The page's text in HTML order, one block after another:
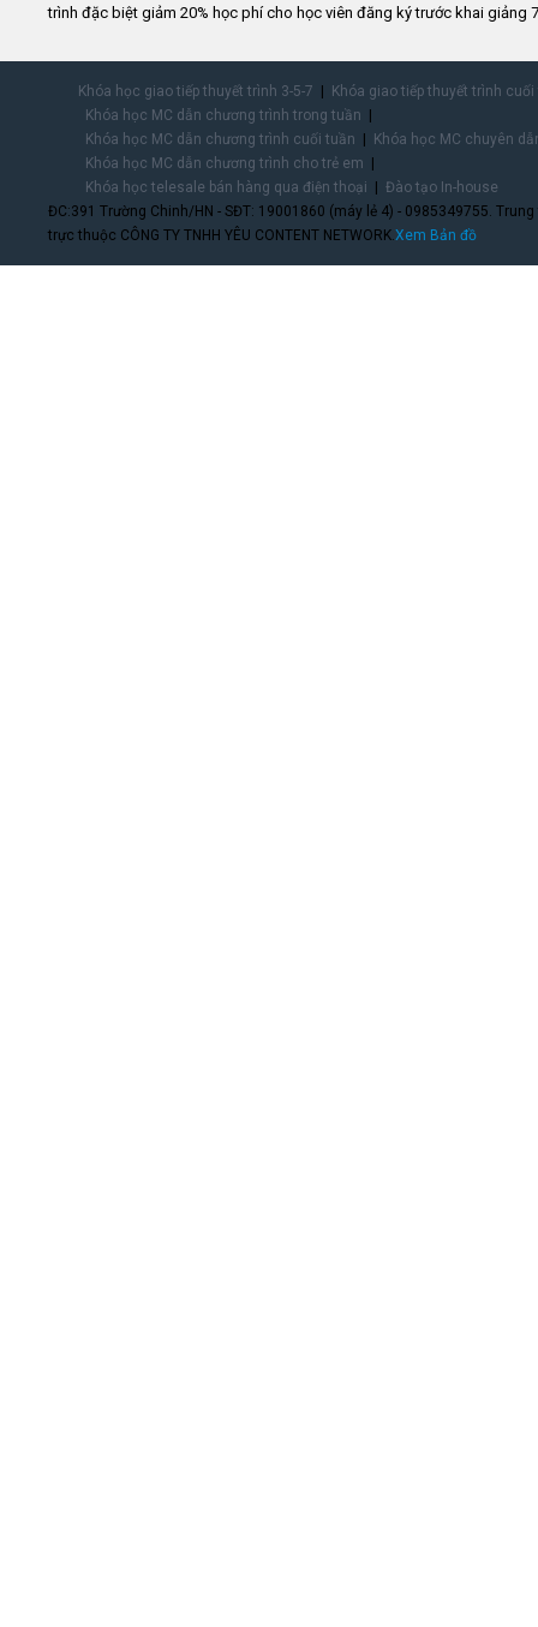
trình đặc biệt giảm 20% học phí cho học viên đăng ký trước khai giảng
Khóa học giao tiếp thuyết trình 3-5-7
Khóa giao tiếp thuyết trình
Khóa học MC dẫn chương trình trong tuần
Khóa học MC dẫn chương trình cuối tuần
Khóa học MC chuyên
Khóa học MC dẫn chương trình cho trẻ em
Khóa học telesale bán hàng qua điện thoại
Đào tạo In-house
ĐC:391 Trường Chinh/HN - SĐT: 19001860 (máy lẻ 4) - 0985349755.
trực thuộc CÔNG TY TNHH YÊU CONTENT NETWORK.Xem Bản đồ